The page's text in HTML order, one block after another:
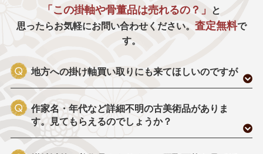
「この掛軸や骨董品は売れるの？」
と
思ったらお気軽にお問い合わせください。 査定無料で
す。
地方への掛け軸買い取りにも来てほしいのですが
作家名・年代など詳細不明の古美術品がありま
す。見てもらえるのでしょうか？